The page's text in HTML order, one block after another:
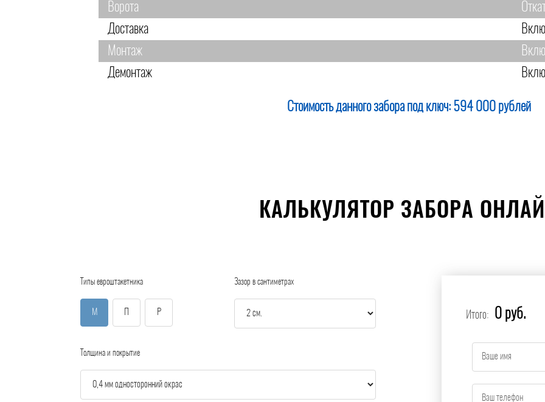
Ворота
Доставка
Монтаж
Демонтаж
Стоимость данного забора под ключ: 594 000 рублей
КАЛЬКУЛЯТОР ЗАБОРА
Типы евроштакетника
М Р
Зазор в сантиметрах
Толщина и покрытие
Итого: 0 руб.